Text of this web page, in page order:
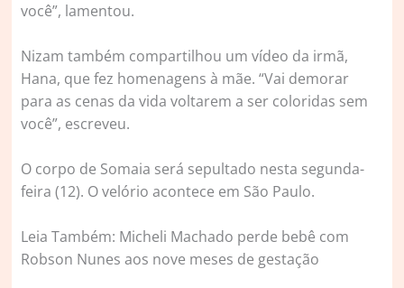
você”, lamentou.
Nizam também compartilhou um vídeo da irmã,
Hana, que fez homenagens à mãe. “Vai demorar
para as cenas da vida voltarem a ser coloridas sem
você”, escreveu.
O corpo de Somaia será sepultado nesta segunda-
feira (12). O velório acontece em São Paulo.
Leia Também: Micheli Machado perde bebê com
Robson Nunes aos nove meses de gestação